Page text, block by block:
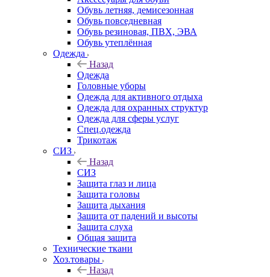
Обувь летняя, демисезонная
Обувь повседневная
Обувь резиновая, ПВХ, ЭВА
Обувь утеплённая
Одежда
Назад
Одежда
Головные уборы
Одежда для активного отдыха
Одежда для охранных структур
Одежда для сферы услуг
Спец.одежда
Трикотаж
СИЗ
Назад
СИЗ
Защита глаз и лица
Защита головы
Защита дыхания
Защита от падений и высоты
Защита слуха
Общая защита
Технические ткани
Хоз.товары
Назад